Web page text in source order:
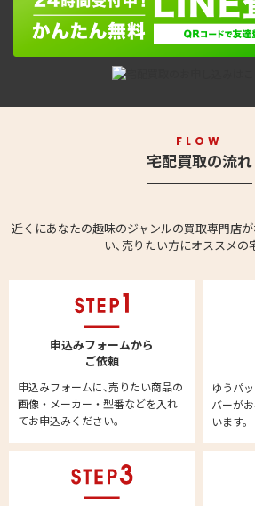
FLOW
宅配買取の流れ
近くにあなたの趣味のジャンルの買取専門店
い､売りたい方にオススメの
申込みフォームから
ご依頼
申込みフォームに､売りたい商品の
画像・メーカー・型番などを入れ
てお申込みください。
ゆうパ
バーが
います。